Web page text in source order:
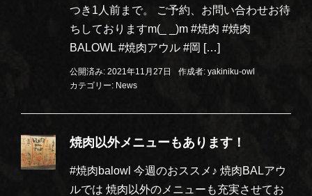
つき1人前まで。 ご予約、お問い合わせお待
ちしておりますm(_ _)m #焼肉 #焼肉
BALOWL #焼肉アウル #岡 […]
公開済み: 2021年11月27日 作成者: yakiniku-owl
カテゴリー: News
焼肉以外メニューもあります！
#焼肉balowl 今週のおススメ♪ 焼肉BALアウ
ルでは 焼肉以外のメニューも充実させてお